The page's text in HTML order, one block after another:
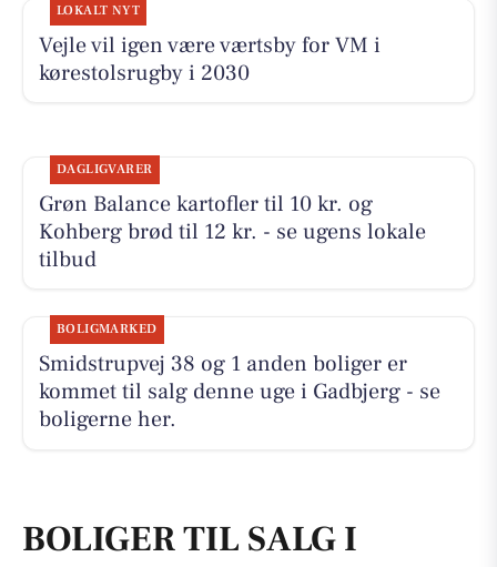
LOKALT NYT
Vejle vil igen være værtsby for VM i
kørestolsrugby i 2030
DAGLIGVARER
Grøn Balance kartofler til 10 kr. og
Kohberg brød til 12 kr. - se ugens lokale
tilbud
BOLIGMARKED
Smidstrupvej 38 og 1 anden boliger er
kommet til salg denne uge i Gadbjerg - se
boligerne her.
BOLIGER TIL SALG I